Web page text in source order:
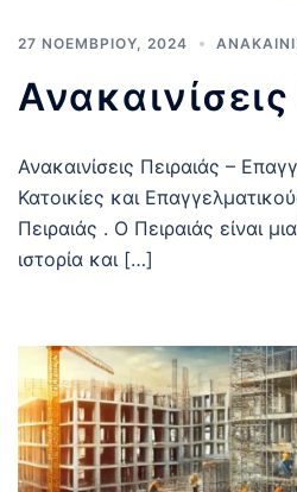
27 ΝΟΕΜΒΡΊΟΥ, 2024
Ανακαινίσεις Πειραιάς –
Κατοικίες και
Πειραιάς . Ο Πειραιάς είναι
ιστορία και […]